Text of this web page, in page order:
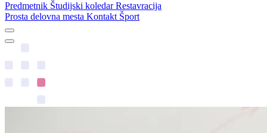
Predmetnik Študijski koledarRestavracija
Prosta delovna mesta Kontakt Šport